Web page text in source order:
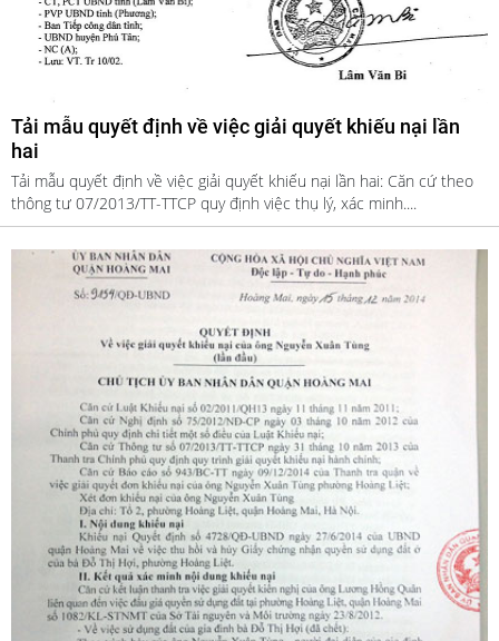
Tải mẫu quyết định về việc giải quyết khiếu nại lần
hai
Tải mẫu quyết định về việc giải quyết khiếu nại lần hai: Căn cứ theo
thông tư 07/2013/TT-TTCP quy định việc thụ lý, xác minh....